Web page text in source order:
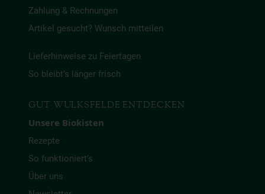
Zahlung & Rechnungen
Artikel gesucht? Wunsch mitteilen
Lieferhinweise zu Feiertagen
So bleibt’s länger frisch
GUT WULKSFELDE ENTDECKEN
Unsere Biokisten
Rezepte
So funktioniert’s
Über uns